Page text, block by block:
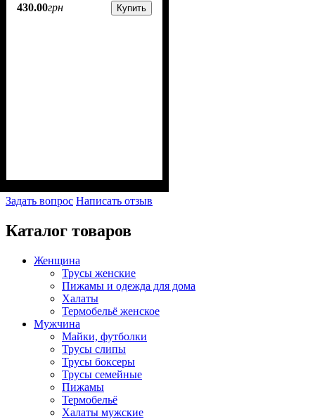
430.00грн Купить
Задать вопрос Написать отзыв
Каталог товаров
Женщина
Трусы женские
Пижамы и одежда для дома
Халаты
Термобельё женское
Мужчина
Майки, футболки
Трусы слипы
Трусы боксеры
Трусы семейные
Пижамы
Термобельё
Халаты мужские